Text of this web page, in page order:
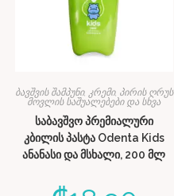
ბავშვის შამპუნი, კრემი, პირის ღრუს
მოვლის საშუალებები და სხვა
საბავშვო პრემიალური
კბილის პასტა Odenta Kids
ანანასი და მსხალი, 200 მლ